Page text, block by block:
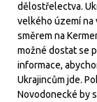
dělostřelectva.
velkého území na
směrem na
možné dostat se
informace,
Ukrajincům jde.
Novodonecké by